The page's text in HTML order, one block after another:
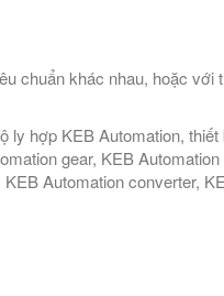
chuẩn khác nhau, hoặc với
ly hợp KEB Automation, thiết
gear, KEB Automation
Automation converter,